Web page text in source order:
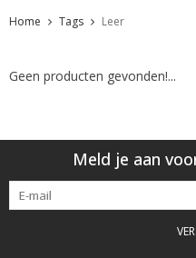
Home Tags Leer
Geen producten gevonden!...
Meld je aan